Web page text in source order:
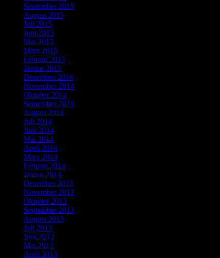
September 2015
August 2015
Juli 2015
Juni 2015
Mai 2015
März 2015
Februar 2015
Januar 2015
Dezember 2014
November 2014
Oktober 2014
September 2014
August 2014
Juli 2014
Juni 2014
Mai 2014
April 2014
März 2014
Februar 2014
Januar 2014
Dezember 2013
November 2013
Oktober 2013
September 2013
August 2013
Juli 2013
Juni 2013
Mai 2013
April 2013